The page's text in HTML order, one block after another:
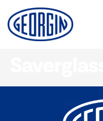
Panneau de gestion des